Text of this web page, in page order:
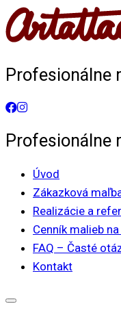
Skip
to
Profesionálne
Profesionálne
Úvod
Zákazková
Realizácie a
Cenník malieb
FAQ – Časté
Kontakt